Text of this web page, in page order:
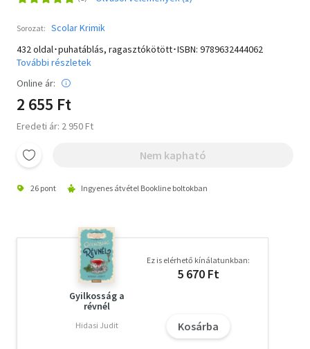
Sorozat: Scolar Krimik
432 oldal･puhatáblás, ragasztókötött･ISBN: 9789632444062
További részletek
Online ár:
2 655 Ft
Eredeti ár: 2 950 Ft
Nem kapható
26 pont Ingyenes átvétel Bookline boltokban
Gyilkosság a
révnél
Hidasi Judit
Ez is elérhető kínálatunkban:
5 670 Ft
Kosárba